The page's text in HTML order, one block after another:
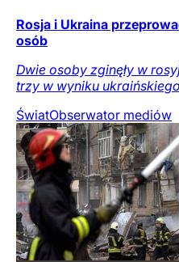
Rosja i Ukraina
osób
Dwie osoby zginęły w
trzy w wyniku
ŚwiatObserwator mediów